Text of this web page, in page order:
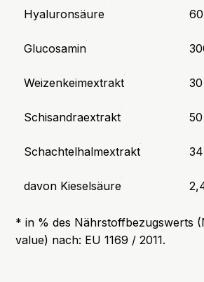
Hyaluronsäure
Glucosamin
Weizenkeimextrakt
Schisandraextrakt
Schachtelhalmextrakt
davon Kieselsäure
* in % des Nährstoffbezugswerts
value) nach: EU 1169 / 2011.